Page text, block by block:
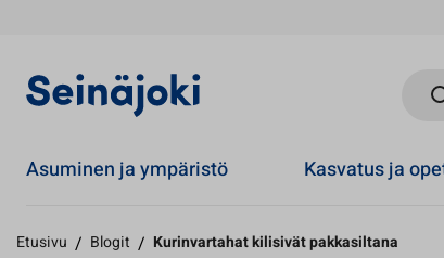
Asuminen ja ympäristö Kasvatus ja
Etusivu / Blogit / Kurinvartahat kilisivät pakkasiltana